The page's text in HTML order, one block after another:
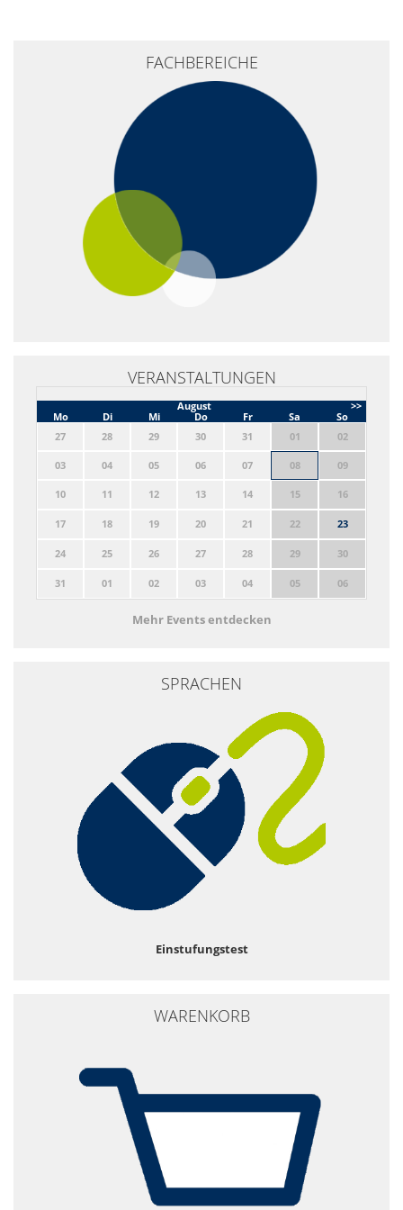
FACHBEREICHE
VERANSTALTUNGEN
>>
August
Mo
Di Mi Do Fr Sa
So
27
28 29 30 31 01 02
03 04 05 06 07 08 09
10 11 12 13 14 15 16
17 18 19 20 21 22 23
24 25 26 27 28 29 30
31 01 02 03 04 05 06
Mehr Events entdecken
SPRACHEN
Einstufungstest
WARENKORB